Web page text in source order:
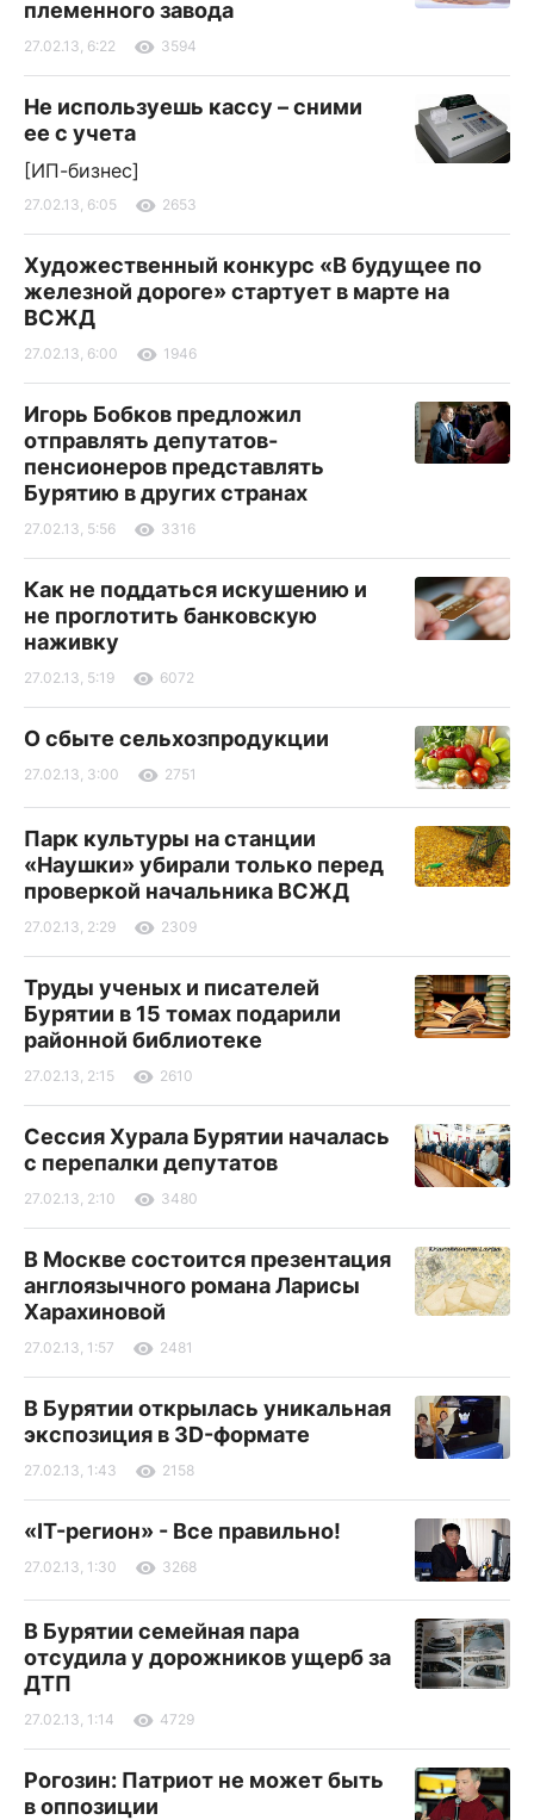
племенного завода
27.02.13, 6:22 3594
Не используешь кассу – сними
ее с учета
[ИП-бизнес]
27.02.13, 6:05 2653
Художественный конкурс «В будущее по
железной дороге» стартует в марте на
ВСЖД
27.02.13, 6:00 1946
Игорь Бобков предложил
отправлять депутатов-
пенсионеров представлять
Бурятию в других странах
27.02.13, 5:56 3316
Как не поддаться искушению и
не проглотить банковскую
наживку
27.02.13, 5:19 6072
О сбыте сельхозпродукции
27.02.13, 3:00 2751
Парк культуры на станции
«Наушки» убирали только перед
проверкой начальника ВСЖД
27.02.13, 2:29 2309
Труды ученых и писателей
Бурятии в 15 томах подарили
районной библиотеке
27.02.13, 2:15 2610
Сессия Хурала Бурятии началась
с перепалки депутатов
27.02.13, 2:10 3480
В Москве состоится презентация
англоязычного романа Ларисы
Харахиновой
27.02.13, 1:57 2481
В Бурятии открылась уникальная
экспозиция в 3D-формате
27.02.13, 1:43 2158
«IT-регион» - Все правильно!
27.02.13, 1:30 3268
В Бурятии семейная пара
отсудила у дорожников ущерб за
ДТП
27.02.13, 1:14 4729
Рогозин: Патриот не может быть
в оппозиции